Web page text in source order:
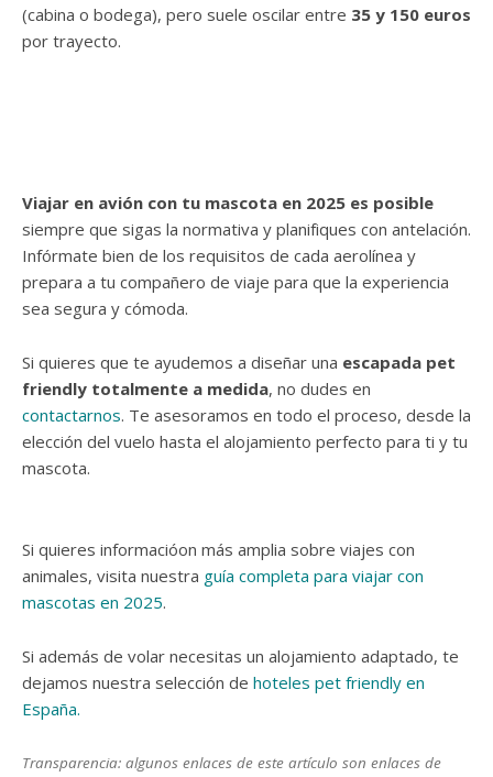
(cabina o bodega), pero suele oscilar entre 35 y 150 euros
por trayecto.
Viajar en avión con tu mascota en 2025 es posible
siempre que sigas la normativa y planifiques con antelación.
Infórmate bien de los requisitos de cada aerolínea y
prepara a tu compañero de viaje para que la experiencia
sea segura y cómoda.
Si quieres que te ayudemos a diseñar una escapada pet
friendly totalmente a medida, no dudes en
contactarnos. Te asesoramos en todo el proceso, desde la
elección del vuelo hasta el alojamiento perfecto para ti y tu
mascota.
Si quieres informacióon más amplia sobre viajes con
animales, visita nuestra guía completa para viajar con
mascotas en 2025.
Si además de volar necesitas un alojamiento adaptado, te
dejamos nuestra selección de hoteles pet friendly en
España.
Transparencia: algunos enlaces de este artículo son enlaces de